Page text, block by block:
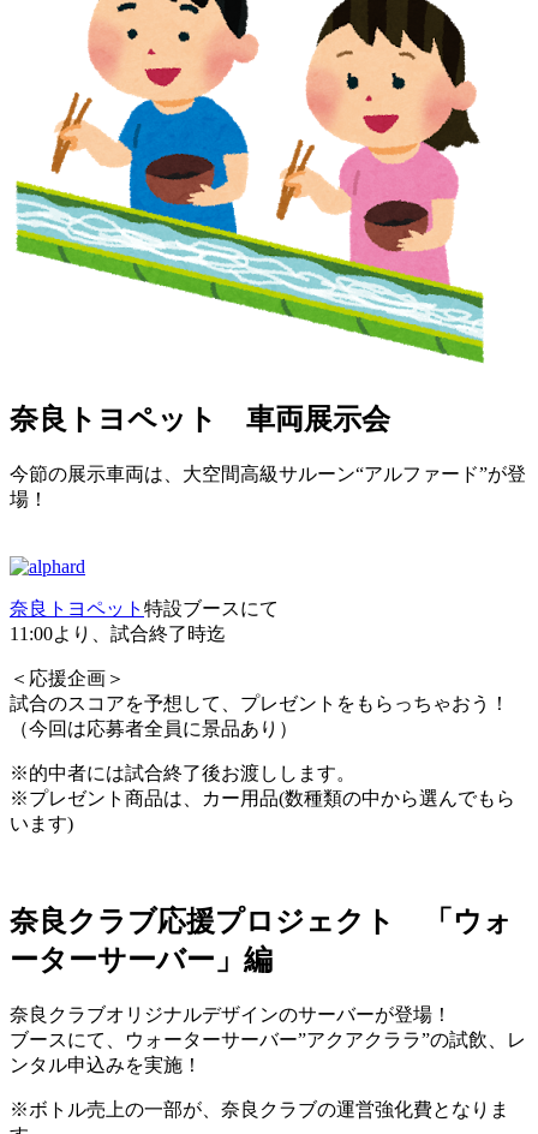
奈良トヨペット 車両展示会
今節の展示車両は、大空間高級サルーン“アルファード”が登
場！
奈良トヨペット 特設ブースにて
11:00より、試合終了時迄
＜応援企画＞
試合のスコアを予想して、プレゼントをもらっちゃおう！
（今回は応募者全員に景品あり）
※的中者には試合終了後お渡しします。
※プレゼント商品は、カー用品(数種類の中から選んでもら
います)
奈良クラブ応援プロジェクト 「ウォ
ーターサーバー」編
奈良クラブオリジナルデザインのサーバーが登場！
ブースにて、ウォーターサーバー”アクアクララ”の試飲、レ
ンタル申込みを実施！
※ボトル売上の一部が、奈良クラブの運営強化費となりま